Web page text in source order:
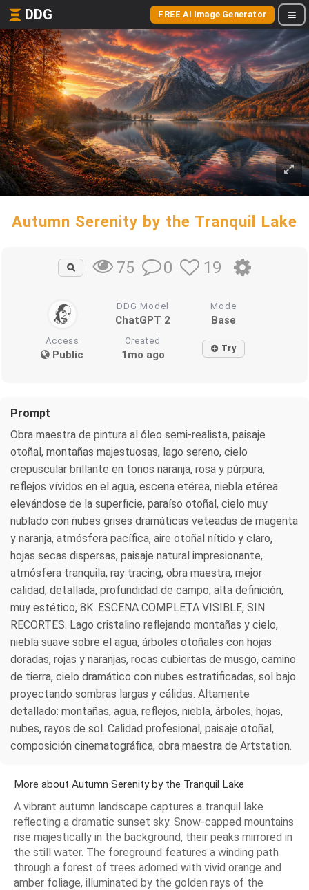
DDG FREE AI Image Generator
Autumn Serenity by the Tranquil Lake
75 0 19
DDG Model
ChatGPT 2
Mode
Base
Access
Public
Created
1mo ago Try
Prompt
Obra maestra de pintura al óleo semi-realista, paisaje
otoñal, montañas majestuosas, lago sereno, cielo
crepuscular brillante en tonos naranja, rosa y púrpura,
reflejos vívidos en el agua, escena etérea, niebla etérea
elevándose de la superficie, paraíso otoñal, cielo muy
nublado con nubes grises dramáticas veteadas de magenta
y naranja, atmósfera pacífica, aire otoñal nítido y claro,
hojas secas dispersas, paisaje natural impresionante,
atmósfera tranquila, ray tracing, obra maestra, mejor
calidad, detallada, profundidad de campo, alta definición,
muy estético, 8K. ESCENA COMPLETA VISIBLE, SIN
RECORTES. Lago cristalino reflejando montañas y cielo,
niebla suave sobre el agua, árboles otoñales con hojas
doradas, rojas y naranjas, rocas cubiertas de musgo, camino
de tierra, cielo dramático con nubes estratificadas, sol bajo
proyectando sombras largas y cálidas. Altamente
detallado: montañas, agua, reflejos, niebla, árboles, hojas,
nubes, rayos de sol. Calidad profesional, paisaje otoñal,
composición cinematográfica, obra maestra de Artstation.
More about Autumn Serenity by the Tranquil Lake
A vibrant autumn landscape captures a tranquil lake
reflecting a dramatic sunset sky. Snow-capped mountains
rise majestically in the background, their peaks mirrored in
the still water. The foreground features a winding path
through a forest of trees adorned with vivid orange and
amber foliage, illuminated by the golden rays of the